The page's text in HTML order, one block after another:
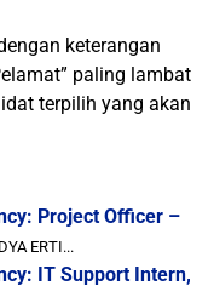
keterangan
paling lambat
terpilih yang akan
Project Officer –
ERTI...
IT Support Intern,